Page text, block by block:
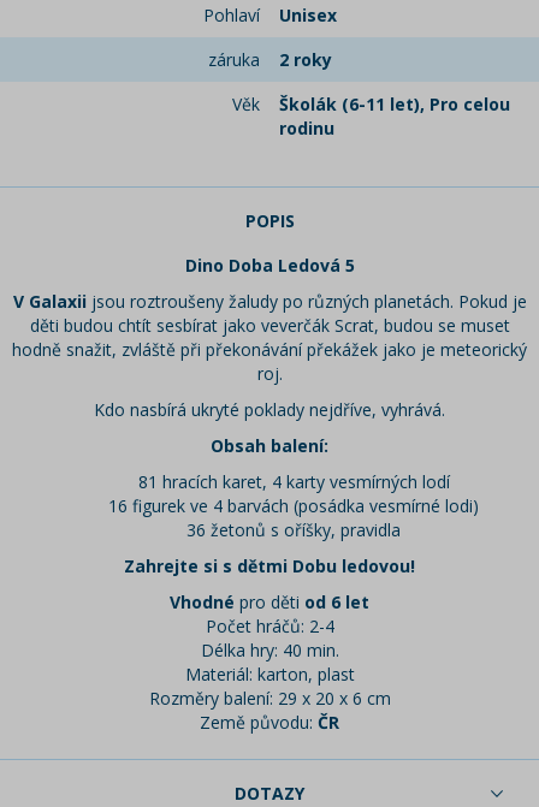
Pohlaví
Unisex
záruka
2 roky
Věk
Školák (6-11 let), Pro celou
rodinu
POPIS
Dino Doba Ledová 5
V Galaxii jsou roztroušeny žaludy po různých planetách. Pokud je
děti budou chtít sesbírat jako veverčák Scrat, budou se muset
hodně snažit, zvláště při překonávání překážek jako je meteorický
roj.
Kdo nasbírá ukryté poklady nejdříve, vyhrává.
Obsah balení:
81 hracích karet, 4 karty vesmírných lodí
16 figurek ve 4 barvách (posádka vesmírné lodi)
36 žetonů s oříšky, pravidla
Zahrejte si s dětmi Dobu ledovou!
Vhodné pro děti od 6 let
Počet hráčů: 2-4
Délka hry: 40 min.
Materiál: karton, plast
Rozměry balení: 29 x 20 x 6 cm
Země původu: ČR
DOTAZY